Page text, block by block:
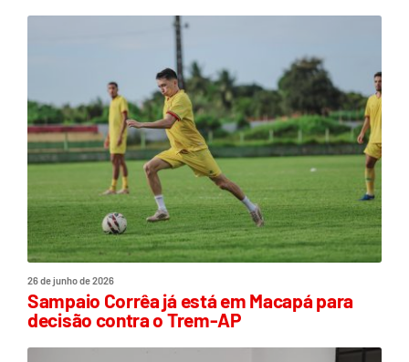
26 de junho de 2026
Sampaio Corrêa já está em Macapá para
decisão contra o Trem-AP